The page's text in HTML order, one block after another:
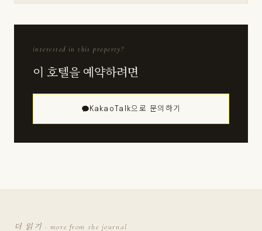
interested in this property?
이 호텔을 예약하려면
KakaoTalk으로 문의하기
더 읽기 · more from the journal